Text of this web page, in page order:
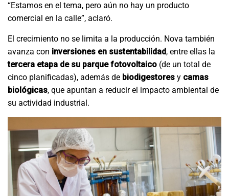
“Estamos en el tema, pero aún no hay un producto
comercial en la calle”, aclaró.
El crecimiento no se limita a la producción. Nova también
avanza con inversiones en sustentabilidad, entre ellas la
tercera etapa de su parque fotovoltaico (de un total de
cinco planificadas), además de biodigestores y camas
biológicas, que apuntan a reducir el impacto ambiental de
su actividad industrial.